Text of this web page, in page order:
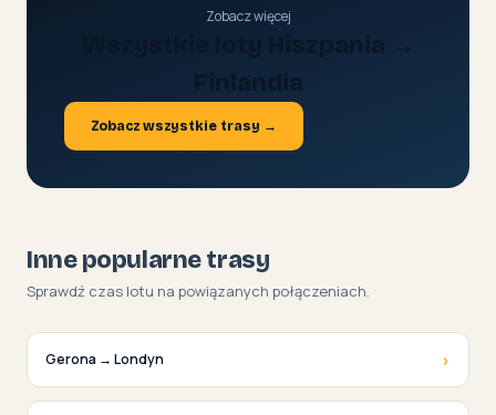
Zobacz więcej
Zobacz wszystkie trasy →
Inne popularne trasy
Sprawdź czas lotu na powiązanych połączeniach.
Gerona → Londyn ›